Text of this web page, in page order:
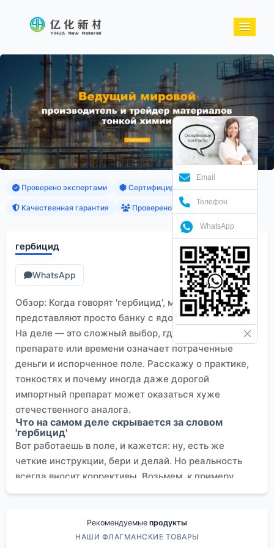
Проверено экспертами Сертифицированные продукты
Качественная гарантия Проверено клиентами
гербицид
WhatsApp
Обзор: Когда говорят 'гербицид', многие
представляют просто банку с ядом для сорняков.
На деле — это сложный выбор, где ошибка в дозе,
препарате или времени означает потраченные
деньги и испорченное поле. Расскажу о практике,
тонкостях и почему иногда даже дорогой
импортный препарат может оказаться хуже
отечественного аналога.
Что на самом деле скрывается за словом
'гербицид'
Вот работаешь в поле, и кажется: ну, есть же
четкие инструкции, бери и делай. Но реальность
всегда вносит коррективы. Возьмем, к примеру,
глифосат. Все его знают, это как хлеб в
агрономов сразу понимает, что его эффективность
против многолетних корневищных сорняков вроде
Рекомендуемые продукты
НАШИ ФЛАГМАНСКИЕ ТОВАРЫ
Email
Телефон
WhatsApp